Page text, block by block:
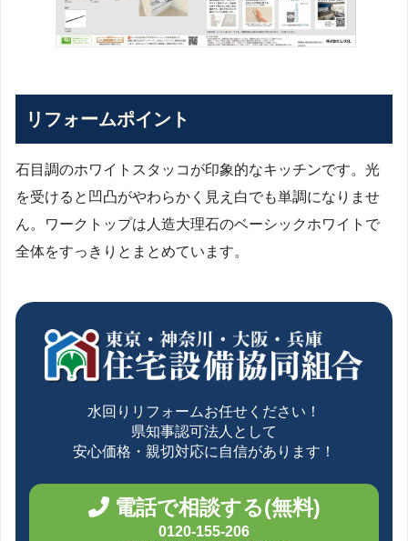
リフォームポイント
石目調のホワイトスタッコが印象的なキッチンです。光
を受けると凹凸がやわらかく見え白でも単調になりませ
ん。ワークトップは人造大理石のベーシックホワイトで
全体をすっきりとまとめています。
水回りリフォームお任せください！
県知事認可法人として
安心価格・親切対応に自信があります！
電話で相談する(無料)
0120-155-206